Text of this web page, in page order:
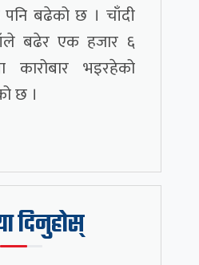
बढेको छ । चाँदी
बढेर एक हजार ६
भइरहेको
छ ।
दिनुहोस्